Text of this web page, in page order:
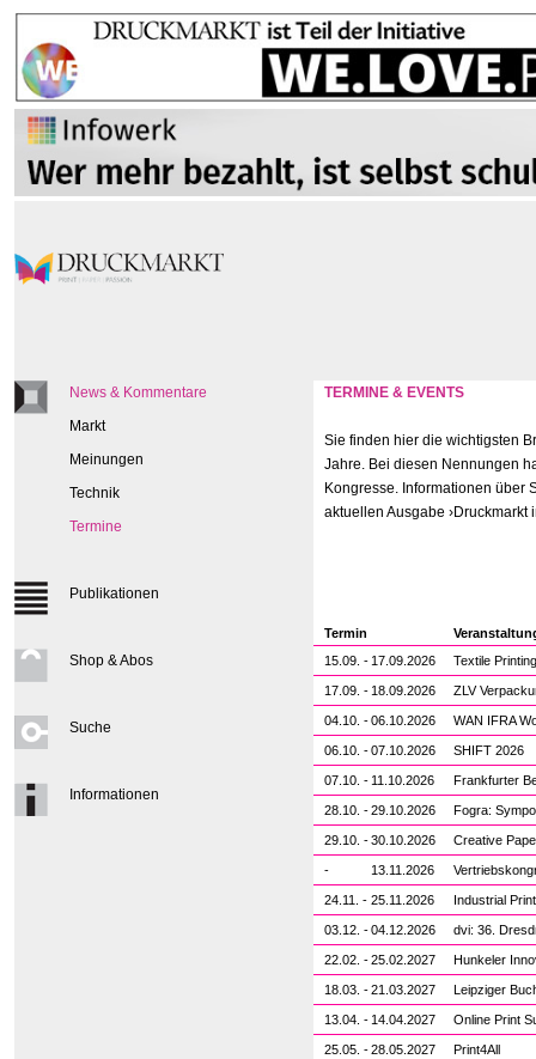
News & Kommentare
Markt
Meinungen
Technik
Termine
Publikationen
Shop & Abos
Suche
Informationen
TERMINE & EVENTS
Sie finden hier die wichtigsten
Jahre. Bei diesen Nennungen
Kongresse. Informationen über
aktuellen Ausgabe ›Druckmarkt
Termin
15.09. - 17.09.2026 Textile
17.09. - 18.09.2026 ZLV
04.10. -06.10.2026 WAN IFRA
06.10. -07.10.2026 SHIFT 2026
07.10. - 11.10.2026 Frankfurter
28.10. -29.10.2026 Fogra:
29.10. -30.10.2026 Creative
- 13.11.2026
24.11. - 25.11.2026 Industrial
03.12. -04.12.2026 dvi: 36.
22.02. -25.02.2027 Hunkeler
18.03. -21.03.2027 Leipziger
13.04. - 14.04.2027 Online Print
25.05. -28.05.2027
Print4All